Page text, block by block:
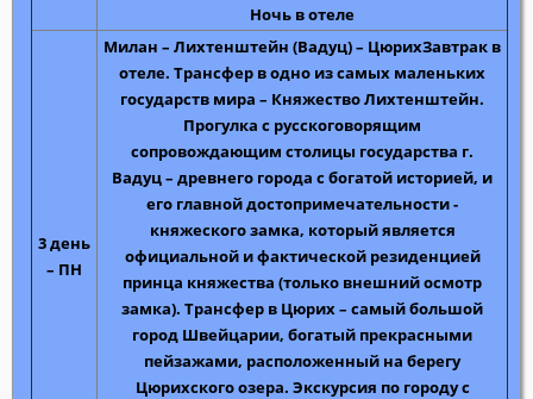
Ночь в отеле
3 день
– ПН
Милан – Лихтенштейн (Вадуц) – ЦюрихЗавтрак в
отеле. Трансфер в одно из самых маленьких
государств мира – КняжествоЛихтенштейн.
Прогулка с русскоговорящим
сопровождающим столицы государства г.
Вадуц– древнего города с богатой историей, и
его главной достопримечательности -
княжеского замка, который является
официальной и фактической резиденцией
принца княжества (только внешний осмотр
замка). Трансфер в Цюрих– самый большой
город Швейцарии, богатый прекрасными
пейзажами, расположенный на берегу
Цюрихского озера. Экскурсия по городус